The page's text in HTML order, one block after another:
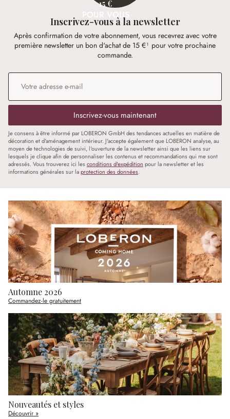
15 €
POUR VOUS
Inscrivez-vous à la newsletter
Après confirmation de votre abonnement, vous recevrez avec votre
première newsletter un bon d'achat de 15 €¹ pour votre prochaine
commande.
Adresse e-mail
Inscrivez-vous maintenant
Je consens à être informé par LOBERON GmbH des tendances actuelles en matière de
décoration et d'aménagement intérieur. J'accepte également que LOBERON analyse, au
moyen de technologies de suivi, l'ouverture de la newsletter ainsi que les liens sur
lesquels je clique afin de personnaliser les contenus et recommandations qui me sont
adressés. Vous trouverez ici les conditions d'expédition pour la newsletter et les
informations générales sur laprotection des données.
Automne 2026
Commandez-le gratuitement
Nouveautés et styles
Découvrir »